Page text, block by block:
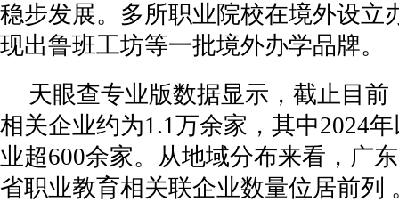
破
文化“两创”在济宁以文化人让优秀传统文化浸
武汉“一带一路”建设者讲述钱凯港建设故事：
上交所与三大石油石化集团将进一步深化合作
滑雪、“年夜饭x2B;住宿”套餐…春秋旅行邀你
稳步发展。多所职业院校在境外设立
现出鲁班工坊等一批境外办学品牌。
天眼查专业版数据显示，截止目
相关企业约为1.1万余家，其中2024
业超600余家。从地域分布来看，广
省职业教育相关联企业数量位居前列